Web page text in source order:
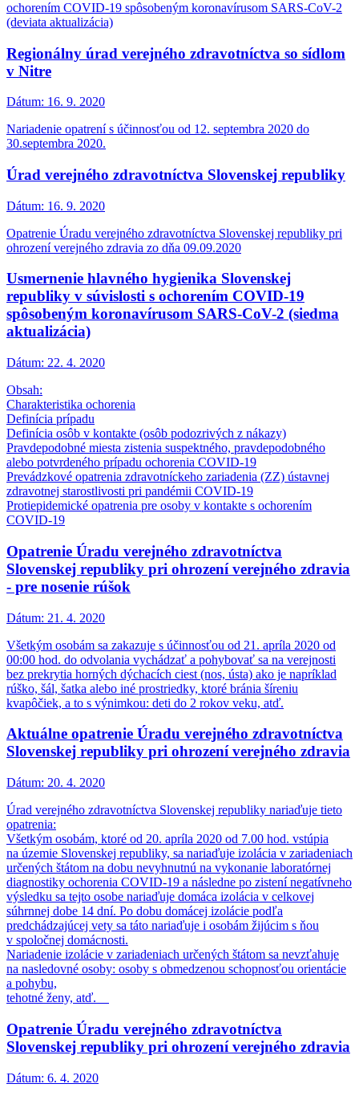
ochorením COVID-19 spôsobeným koronavírusom SARS-CoV-2
(deviata aktualizácia)
Regionálny úrad verejného zdravotníctva so sídlom
v Nitre
Dátum: 16. 9. 2020
Nariadenie opatrení s účinnosťou od 12. septembra 2020 do
30.septembra 2020.
Úrad verejného zdravotníctva Slovenskej republiky
Dátum: 16. 9. 2020
Opatrenie Úradu verejného zdravotníctva Slovenskej republiky pri
ohrození verejného zdravia zo dňa 09.09.2020
Usmernenie hlavného hygienika Slovenskej
republiky v súvislosti s ochorením COVID-19
spôsobeným koronavírusom SARS-CoV-2 (siedma
aktualizácia)
Dátum: 22. 4. 2020
Obsah:
Charakteristika ochorenia
Definícia prípadu
Definícia osôb v kontakte (osôb podozrivých z nákazy)
Pravdepodobné miesta zistenia suspektného, pravdepodobného
alebo potvrdeného prípadu ochorenia COVID-19
Prevádzkové opatrenia zdravotníckeho zariadenia (ZZ) ústavnej
zdravotnej starostlivosti pri pandémii COVID-19
Protiepidemické opatrenia pre osoby v kontakte s ochorením
COVID-19
Opatrenie Úradu verejného zdravotníctva
Slovenskej republiky pri ohrození verejného zdravia
- pre nosenie rúšok
Dátum: 21. 4. 2020
Všetkým osobám sa zakazuje s účinnosťou od 21. apríla 2020 od
00:00 hod. do odvolania vychádzať a pohybovať sa na verejnosti
bez prekrytia horných dýchacích ciest (nos, ústa) ako je napríklad
rúško, šál, šatka alebo iné prostriedky, ktoré bránia šíreniu
kvapôčiek, a to s výnimkou: deti do 2 rokov veku, atď.
Aktuálne opatrenie Úradu verejného zdravotníctva
Slovenskej republiky pri ohrození verejného zdravia
Dátum: 20. 4. 2020
Úrad verejného zdravotníctva Slovenskej republiky nariaďuje tieto
opatrenia:
Všetkým osobám, ktoré od 20. apríla 2020 od 7.00 hod. vstúpia
na územie Slovenskej republiky, sa nariaďuje izolácia v zariadeniach
určených štátom na dobu nevyhnutnú na vykonanie laboratórnej
diagnostiky ochorenia COVID-19 a následne po zistení negatívneho
výsledku sa tejto osobe nariaďuje domáca izolácia v celkovej
súhrnnej dobe 14 dní. Po dobu domácej izolácie podľa
predchádzajúcej vety sa táto nariaďuje i osobám žijúcim s ňou
v spoločnej domácnosti.
Nariadenie izolácie v zariadeniach určených štátom sa nevzťahuje
na nasledovné osoby: osoby s obmedzenou schopnosťou orientácie
a pohybu,
tehotné ženy, atď.
Opatrenie Úradu verejného zdravotníctva
Slovenskej republiky pri ohrození verejného zdravia
Dátum: 6. 4. 2020